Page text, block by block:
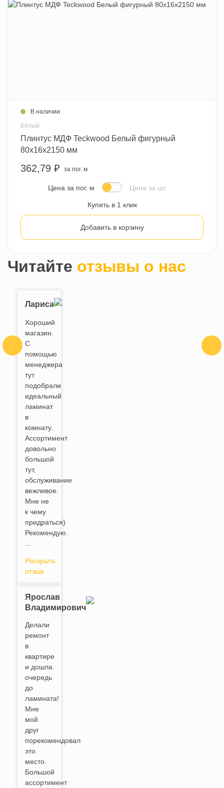
В наличии
Белый
Плинтус МДФ Teckwood Белый фигурный
80х16х2150 мм
362,79 ₽ за пог. м
Цена за пог. м Цена за шт.
Купить в 1 клик
Добавить в корзину
Читайте отзывы о нас
Лариса
Хороший
магазин.
С
помощью
менеджера
тут
подобрали
идеальный
ламинат
в
комнату.
Ассортимент
довольно
большой
тут,
обслуживание
вежливое.
Мне не
к чему
придраться)
Рекомендую.
Раскрыть
отзыв
Ярослав
Владимирович
Делали
ремонт
в
квартире
и дошла
очередь
до
ламината!
Мне
мой
друг
порекомендовал
это
место.
Большой
ассортимент